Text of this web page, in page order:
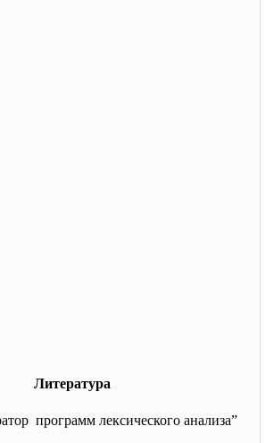
Литература
программ лексического анализа”